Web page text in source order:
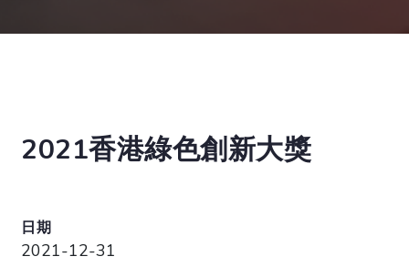
2021香港綠色創新大獎
日期
2021-12-31